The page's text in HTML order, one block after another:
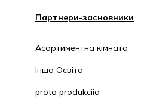
Партнери-засновники
Асортиментна кімната
Інша Освіта
proto produkciia